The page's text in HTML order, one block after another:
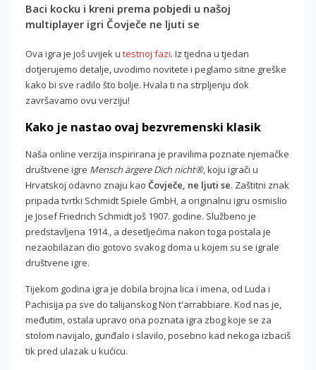
Baci kocku i kreni prema pobjedi u našoj
multiplayer igri Čovječe ne ljuti se
Ova igra je još uvijek u testnoj fazi. Iz tjedna u tjedan
dotjerujemo detalje, uvodimo novitete i peglamo sitne greške
kako bi sve radilo što bolje. Hvala ti na strpljenju dok
završavamo ovu verziju!
Kako je nastao ovaj bezvremenski klasik
Naša online verzija inspirirana je pravilima poznate njemačke
društvene igre Mensch ärgere Dich nicht®, koju igrači u
Hrvatskoj odavno znaju kao Čovječe, ne ljuti se. Zaštitni znak
pripada tvrtki Schmidt Spiele GmbH, a originalnu igru osmislio
je Josef Friedrich Schmidt još 1907. godine. Službeno je
predstavljena 1914., a desetljećima nakon toga postala je
nezaobilazan dio gotovo svakog doma u kojem su se igrale
društvene igre.
Tijekom godina igra je dobila brojna lica i imena, od Luda i
Pachisija pa sve do talijanskog Non t'arrabbiare. Kod nas je,
međutim, ostala upravo ona poznata igra zbog koje se za
stolom navijalo, gunđalo i slavilo, posebno kad nekoga izbaciš
tik pred ulazak u kućicu.